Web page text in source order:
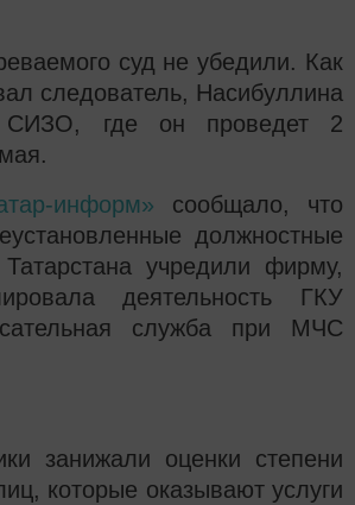
суд не убедили. Как
следователь, Насибуллина
СИЗО, где он проведет 2
информ» сообщало, что
должностные
учредили фирму,
деятельность ГКУ
служба при МЧС
занижали оценки степени
которые оказывают услуги